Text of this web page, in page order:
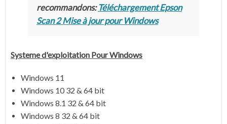
recommandons: Téléchargement Epson
Scan 2 Mise à jour pour Windows
Systeme d'exploitation Pour Windows
Windows 11
Windows 10 32 & 64 bit
Windows 8.1 32 & 64 bit
Windows 8 32 & 64 bit